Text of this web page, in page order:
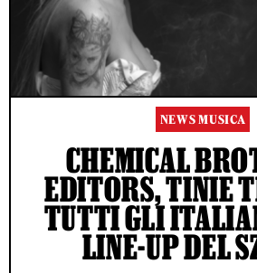
NEWS MUSICA
CHEMICAL
EDITORS, TINIE
TUTTI GLI
LINE-UP DEL